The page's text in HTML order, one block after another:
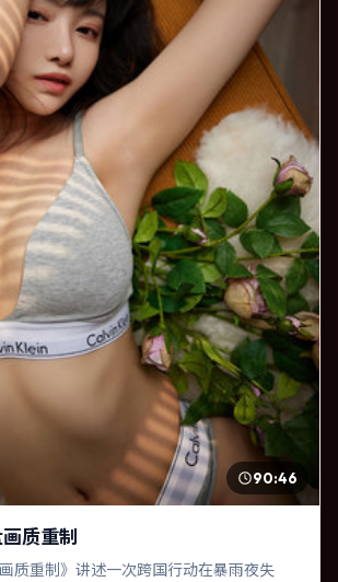
90:46
质重制
质重制》讲述一次跨国行动在暴雨夜失